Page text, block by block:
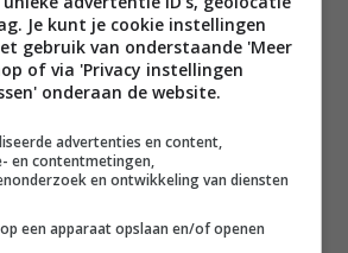
beschikt over 48-megapixel,
De tweede lens wordt mogelijk
Daarnaast zal er een accu van
Op 14 mei organiseert OnePlus
waar beide toestellen officieel
De verwachting is dat de prijs van de
laag blijft, in tegenstelling tot het Pro-
Je kunt je cookie instellingen
gebruik van onderstaande 'Meer
of via 'Privacy instellingen
onderaan de website.
advertenties en content,
en contentmetingen,
en ontwikkeling van diensten
een apparaat opslaan en/of openen